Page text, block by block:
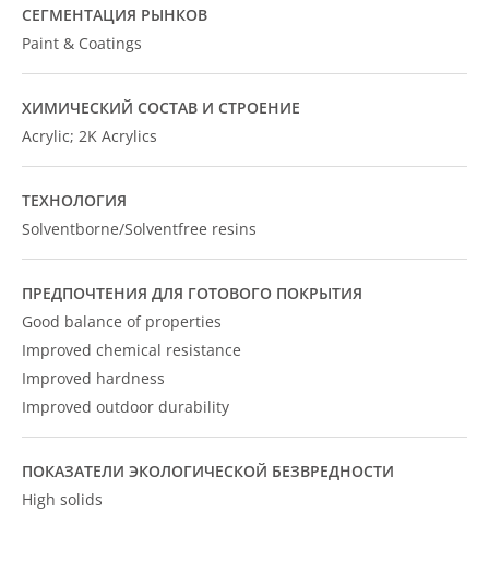
СЕГМЕНТАЦИЯ РЫНКОВ
Paint & Coatings
ХИМИЧЕСКИЙ СОСТАВ И СТРОЕНИЕ
Acrylic; 2K Acrylics
ТЕХНОЛОГИЯ
Solventborne/Solventfree resins
ПРЕДПОЧТЕНИЯ ДЛЯ ГОТОВОГО ПОКРЫТИЯ
Good balance of properties
Improved chemical resistance
Improved hardness
Improved outdoor durability
ПОКАЗАТЕЛИ ЭКОЛОГИЧЕСКОЙ БЕЗВРЕДНОСТИ
High solids